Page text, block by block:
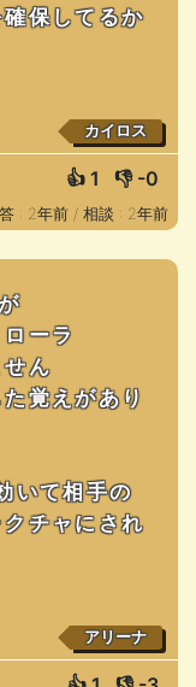
保してるか
カイロス
👍 1 👎 -0
: 2年前 / 相談 : 2年前
ーラ
ん
覚えがあり
いて相手の
チャにされ
アリーナ